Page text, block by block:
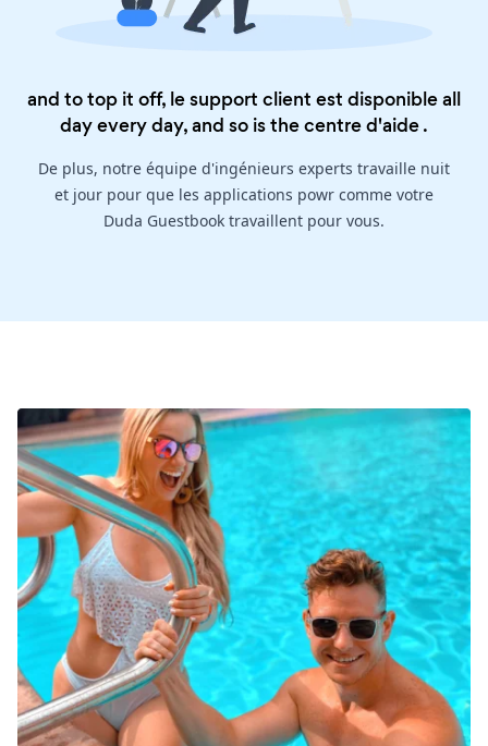
and to top it off, le support client est disponible all
day every day, and so is thecentre d'aide.
De plus, notre équipe d'ingénieurs experts travaille nuit
et jour pour que les applications powr comme votre
Duda Guestbook travaillent pour vous.